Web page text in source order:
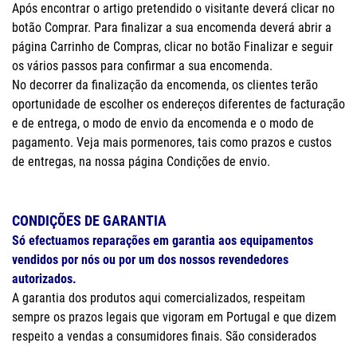
Após encontrar o artigo pretendido o visitante deverá clicar no
botão Comprar. Para finalizar a sua encomenda deverá abrir a
página Carrinho de Compras, clicar no botão Finalizar e seguir
os vários passos para confirmar a sua encomenda.
No decorrer da finalização da encomenda, os clientes terão
oportunidade de escolher os endereços diferentes de facturação
e de entrega, o modo de envio da encomenda e o modo de
pagamento. Veja mais pormenores, tais como prazos e custos
de entregas, na nossa página Condições de envio.
CONDIÇÕES DE GARANTIA
Só efectuamos reparações em garantia aos equipamentos
vendidos por nós ou por um dos nossos revendedores
autorizados.
A garantia dos produtos aqui comercializados, respeitam
sempre os prazos legais que vigoram em Portugal e que dizem
respeito a vendas a consumidores finais. São considerados